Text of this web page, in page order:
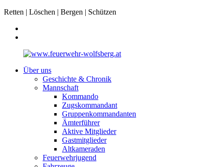
Retten | Löschen | Bergen | Schützen
Über uns
Geschichte & Chronik
Mannschaft
Kommando
Zugskommandant
Gruppenkommandanten
Ämterführer
Aktive Mitglieder
Gastmitglieder
Altkameraden
Feuerwehrjugend